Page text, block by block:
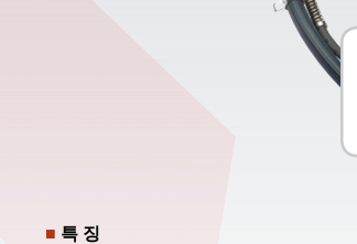
■ 특 징